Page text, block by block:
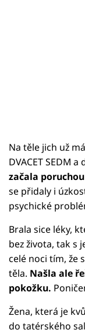
Na těle jich už
DVACET SEDM
začala
se přidaly i
psychické
Brala sice léky,
bez života, tak s
celé noci tím, že
těla. Našla ale
pokožku.
Žena, která je
do tatérského